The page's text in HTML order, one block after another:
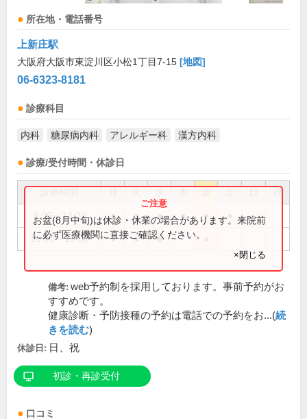
所在地・電話番号
上新庄駅
大阪府大阪市東淀川区小松1丁目7-15 [地図]
06-6323-8181
診療科目
内科 糖尿病内科 アレルギー科 漢方内科
診療/受付時間・休診日
祝
9:00～12:30 ● ● ● ● ●
16:00～19:00 ● ● ●
お盆(8月中旬)は休診・休業の場合があります。来院前
に必ず医療機関に直接ご確認ください。
×閉じる
備考: web予約制を採用しております。事前予約がお
すすめです。
健康診断・予防接種の予約は電話での予約をお...(続
きを読む)
休診日: 日、祝
初診・再診受付
口コミ